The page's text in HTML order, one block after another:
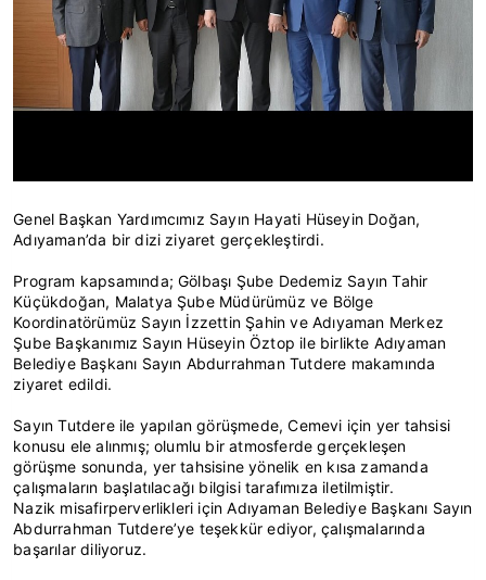
Genel Başkan Yardımcımız Sayın Hayati Hüseyin Doğan,
Adıyaman’da bir dizi ziyaret gerçekleştirdi.
Program kapsamında; Gölbaşı Şube Dedemiz Sayın Tahir
Küçükdoğan, Malatya Şube Müdürümüz ve Bölge
Koordinatörümüz Sayın İzzettin Şahin ve Adıyaman Merkez
Şube Başkanımız Sayın Hüseyin Öztop ile birlikte Adıyaman
Belediye Başkanı Sayın Abdurrahman Tutdere makamında
ziyaret edildi.
Sayın Tutdere ile yapılan görüşmede, Cemevi için yer tahsisi
konusu ele alınmış; olumlu bir atmosferde gerçekleşen
görüşme sonunda, yer tahsisine yönelik en kısa zamanda
çalışmaların başlatılacağı bilgisi tarafımıza iletilmiştir.
Nazik misafirperverlikleri için Adıyaman Belediye Başkanı Sayın
Abdurrahman Tutdere’ye teşekkür ediyor, çalışmalarında
başarılar diliyoruz.